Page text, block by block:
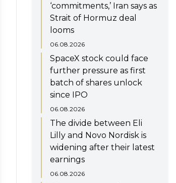
‘commitments,’ Iran says as
Strait of Hormuz deal
looms
06.08.2026
SpaceX stock could face
further pressure as first
batch of shares unlock
since IPO
06.08.2026
The divide between Eli
Lilly and Novo Nordisk is
widening after their latest
earnings
06.08.2026